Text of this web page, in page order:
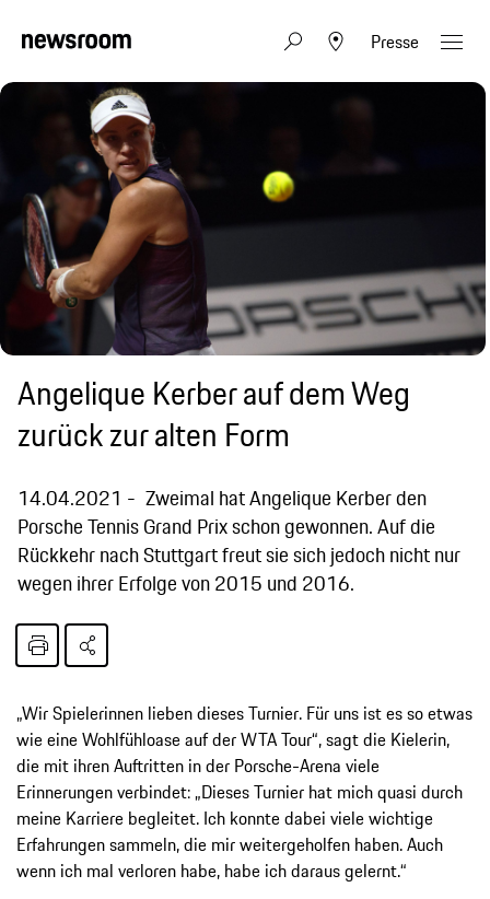
Presse
Angelique Kerber auf dem Weg
zurück zur alten Form
14.04.2021
Zweimal hat Angelique Kerber den
Porsche Tennis Grand Prix schon gewonnen. Auf die
Rückkehr nach Stuttgart freut sie sich jedoch nicht nur
wegen ihrer Erfolge von 2015 und 2016.
„Wir Spielerinnen lieben dieses Turnier. Für uns ist es so etwas
wie eine Wohlfühloase auf der WTA Tour“, sagt die Kielerin,
die mit ihren Auftritten in der Porsche-Arena viele
Erinnerungen verbindet: „Dieses Turnier hat mich quasi durch
meine Karriere begleitet. Ich konnte dabei viele wichtige
Erfahrungen sammeln, die mir weitergeholfen haben. Auch
wenn ich mal verloren habe, habe ich daraus gelernt.“